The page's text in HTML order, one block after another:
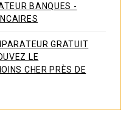
BANQUES -
GRATUIT
LE
CHER PRÈS DE